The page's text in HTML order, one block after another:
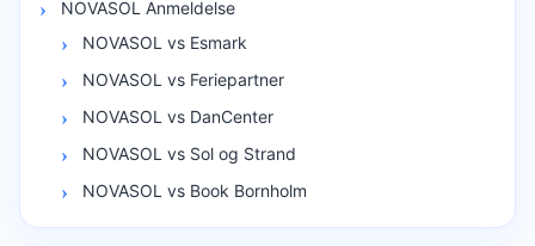
NOVASOL Anmeldelse
NOVASOL vs Esmark
NOVASOL vs Feriepartner
NOVASOL vs DanCenter
NOVASOL vs Sol og Strand
NOVASOL vs Book Bornholm